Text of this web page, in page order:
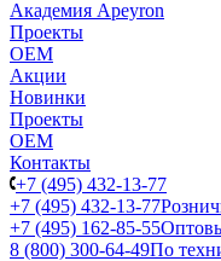
Академия Apeyron
Проекты
ОЕМ
Акции
Новинки
Проекты
ОЕМ
Контакты
+7 (495) 432-13-77
+7 (495) 432-13-77
+7 (495) 162-85-55
8 (800) 300-64-49По